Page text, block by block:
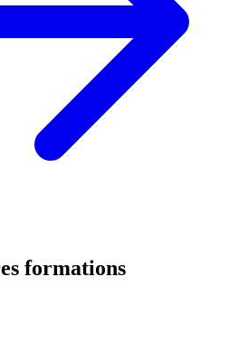
formations